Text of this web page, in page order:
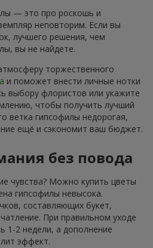
— это про роскошь и
неповторим. Если вы
лучшего решения, чем
вы не найдете.
торжественного
и поможет внести личные нотки
выбору флористов или укажите
чтобы получить лучший
ветка гипсофилы недорогая,
ещё и сэкономит ваш бюджет.
без повода
чувства? Можно купить цветы
гипсофилы невысока.
составляющих букет,
При правильном уходе
1-2 недели, а дополнение
эффект.